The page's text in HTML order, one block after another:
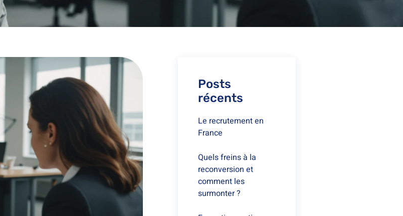
Posts
récents
Le recrutement en
France
Quels freins à la
reconversion et
comment les
surmonter ?